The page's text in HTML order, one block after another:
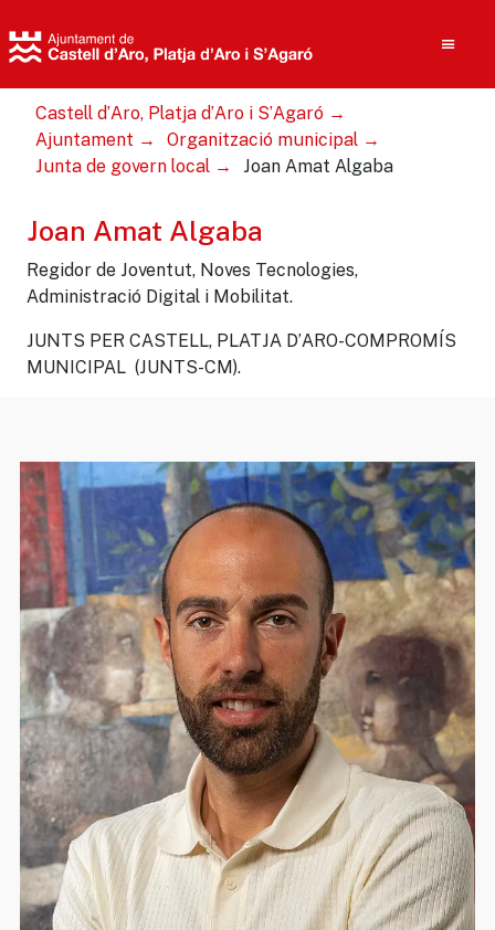
Castell d’Aro, Platja d’Aro i S’Agaró
Ajuntament
Organització municipal
Junta de govern local
Joan Amat Algaba
Joan Amat Algaba
Regidor de Joventut, Noves Tecnologies,
Administració Digital i Mobilitat.
JUNTS PER CASTELL, PLATJA D’ARO-COMPROMÍS
MUNICIPAL (JUNTS-CM).